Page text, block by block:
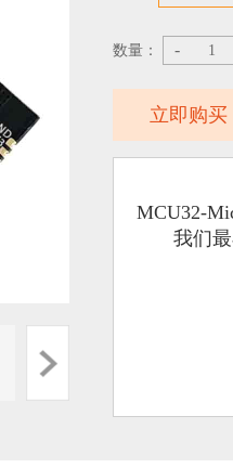
数量： -
立即购买
MCU32-
我们